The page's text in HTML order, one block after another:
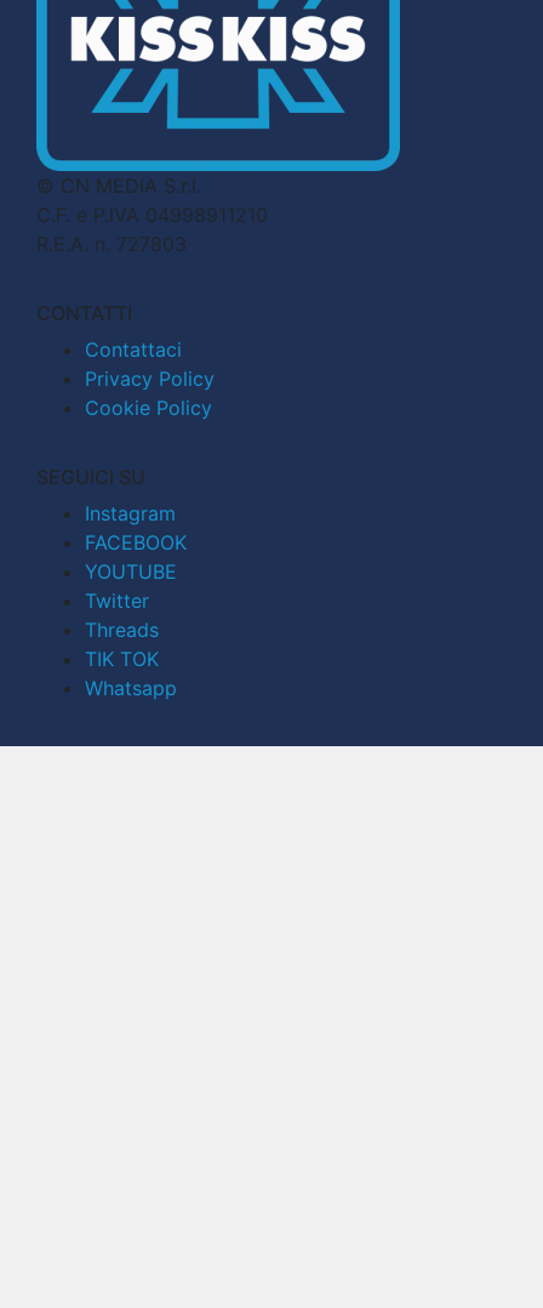
© CN MEDIA S.r.l.
C.F. e P.IVA 04998911210
R.E.A. n. 727803
CONTATTI
Contattaci
Privacy Policy
Cookie Policy
SEGUICI SU
Instagram
FACEBOOK
YOUTUBE
Twitter
Threads
TIK TOK
Whatsapp